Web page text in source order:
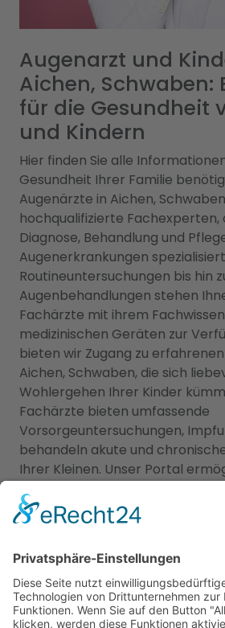
Augenarzt und
Aichen, Schwaben:
für die Gesundheit
und Kindern
Hier finden Sie alle
Gesundheit Ihrer Familie
Augenärzte in Aichen,
hochqualifizierte Fachexperten,
Diagnose, Behandlung und
Augenerkrankungen
Routineuntersuchungen bis hin
Augenbehandlungen stehen
Fachärzte mit ihrem
medizinischen Geräten zur
bieten wir Zugang zu
Aichen, Schwaben, die sich
Wohlergehen Ihrer Kinder
Fachärzte bieten umfassende
Vorsorgeuntersuchungen,
behandeln akute und
Ihrer Kleinen. Unser Portal
Aichen, Schwabenzu finden und
kompetente Hände zu legen.
die optimale Gesundheit Ihrer
Liebsten zu gewährleisten.